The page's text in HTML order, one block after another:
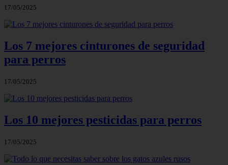
17/05/2025
Los 7 mejores cinturones de seguridad
para perros
17/05/2025
Los 10 mejores pesticidas para perros
17/05/2025